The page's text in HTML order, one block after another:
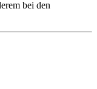
bei den